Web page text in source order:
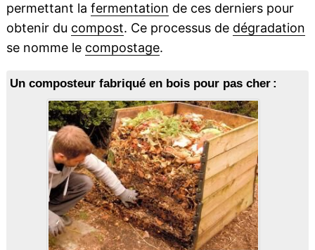
permettant la fermentation de ces derniers pour
obtenir du compost. Ce processus de dégradation
se nomme le compostage.
Un composteur fabriqué en bois pour pas cher :